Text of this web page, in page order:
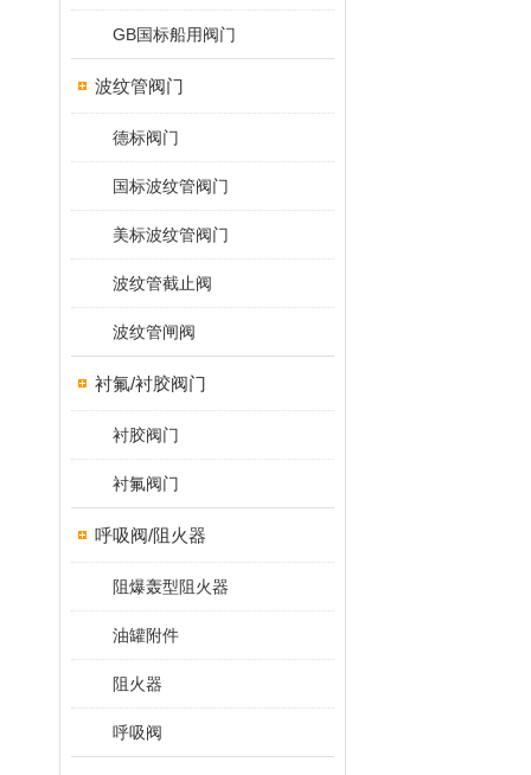
GB国标船用阀门
波纹管阀门
德标阀门
国标波纹管阀门
美标波纹管阀门
波纹管截止阀
波纹管闸阀
衬氟/衬胶阀门
衬胶阀门
衬氟阀门
呼吸阀/阻火器
阻爆轰型阻火器
油罐附件
阻火器
呼吸阀